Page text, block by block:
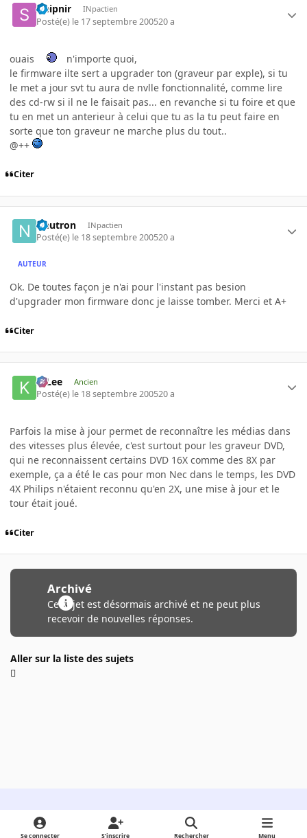
sleipnir INpactien
Posté(e) le 17 septembre 200520 a
ouais
n'importe quoi,
le firmware ilte sert a upgrader ton (graveur par exple), si tu
le met a jour svt tu aura de nvlle fonctionnalité, comme lire
des cd-rw si il ne le faisait pas... en revanche si tu foire et que
tu en met un anterieur à celui que tu as la tu peut faire en
sorte que ton graveur ne marche plus du tout..
@++
Citer
Neutron INpactien
Posté(e) le 18 septembre 200520 a
AUTEUR
Ok. De toutes façon je n'ai pour l'instant pas besion
d'upgrader mon firmware donc je laisse tomber. Merci et A+
Citer
K-Lee Ancien
Posté(e) le 18 septembre 200520 a
Parfois la mise à jour permet de reconnaître les médias dans
des vitesses plus élevée, c'est surtout pour les graveur DVD,
qui ne reconnaissent certains DVD 16X comme des 8X par
exemple, ça a été le cas pour mon Nec dans le temps, les DVD
4X Philips n'étaient reconnu qu'en 2X, une mise à jour et le
tour était joué.
Citer
Archivé
Ce sujet est désormais archivé et ne peut plus
recevoir de nouvelles réponses.
Aller sur la liste des sujets
Light ModeDark ModeSystem Preference
Se connecter S’inscrire Rechercher Menu